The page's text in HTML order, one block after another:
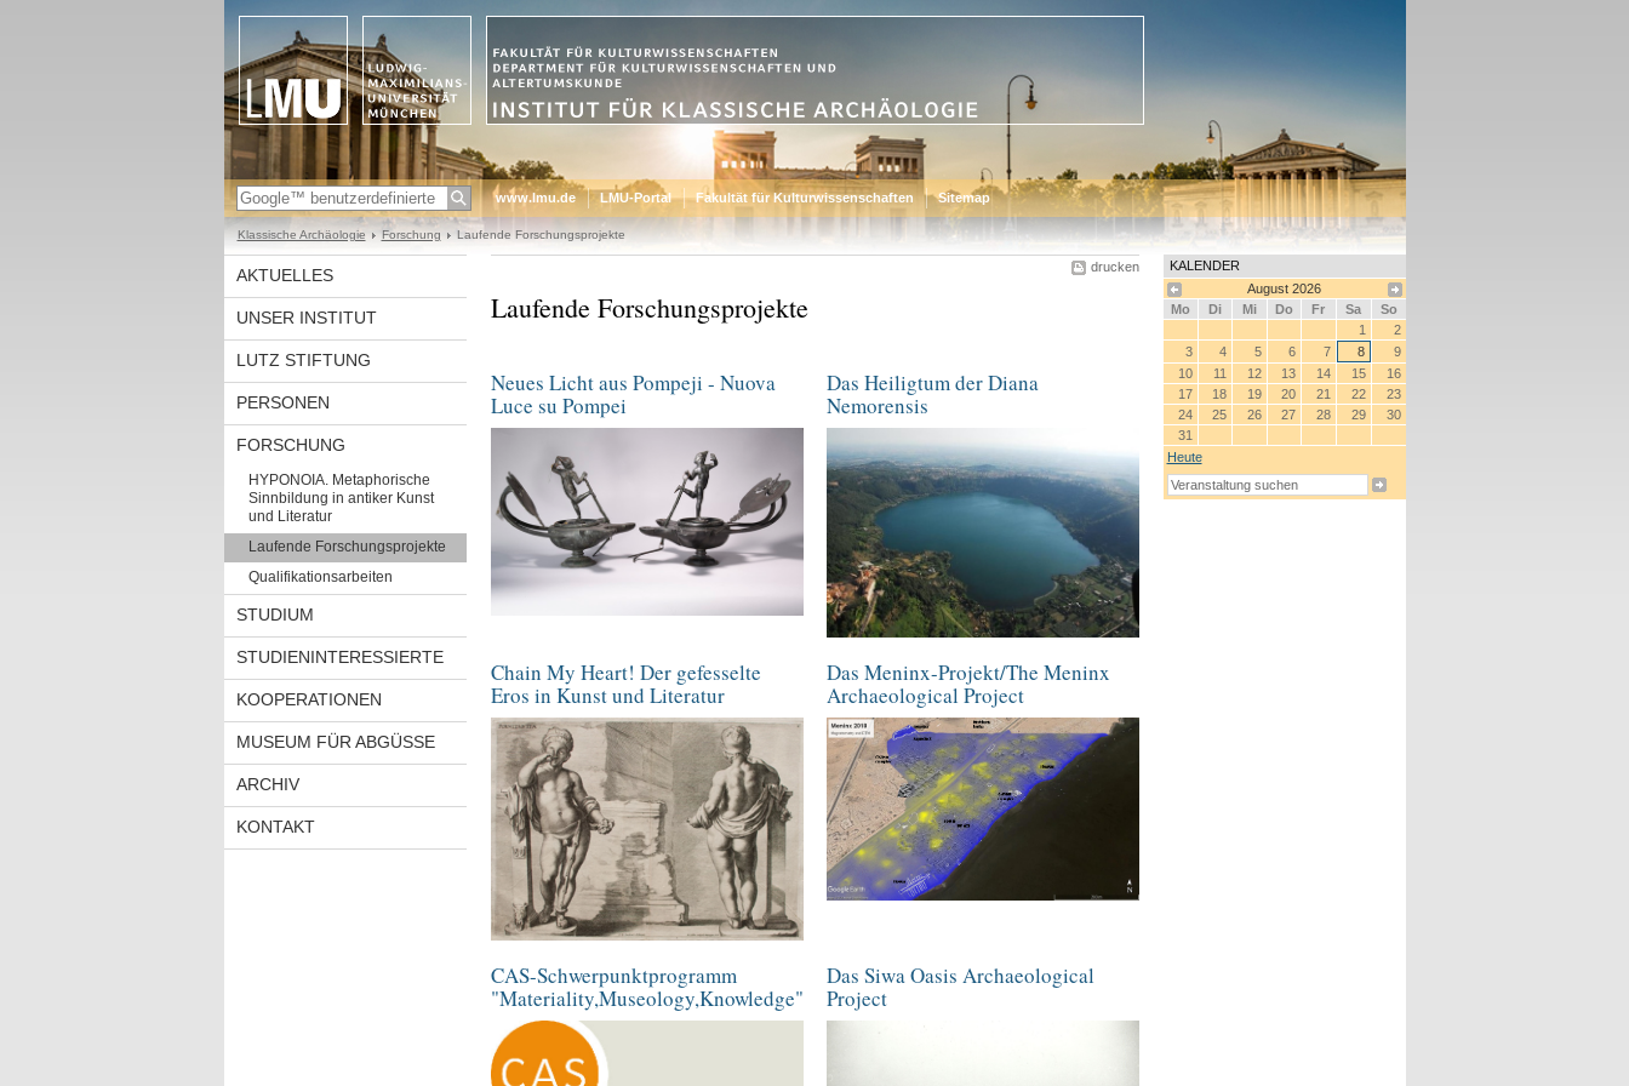
www.lmu.de LMU-Portal Fakultät für Kulturwissenschaften Sitemap
Klassische Archäologie Forschung Laufende Forschungsprojekte
AKTUELLES
UNSER INSTITUT
LUTZ STIFTUNG
PERSONEN
FORSCHUNG
HYPONOIA. Metaphorische
Sinnbildung in antiker Kunst
und Literatur
Laufende Forschungsprojekte
Qualifikationsarbeiten
STUDIUM
STUDIENINTERESSIERTE
KOOPERATIONEN
MUSEUM FÜR ABGÜSSE
ARCHIV
KONTAKT
drucken
Laufende Forschungsprojekte
Neues Licht aus Pompeji - Nuova
Luce su Pompei
Das Heiligtum der Diana
Nemorensis
Chain My Heart! Der gefesselte
Eros in Kunst und Literatur
Das Meninx-Projekt/The Meninx
Archaeological Project
CAS-Schwerpunktprogramm
"Materiality,Museology,Knowledge"
Das Siwa Oasis Archaeological
Project
KALENDER
August 2026
Mo
Di Mi Do Fr Sa
So
1
2
3
4 5 6 7 8
9
10
11 12 13 14 15
16
17
18 19 20 21 22
23
24
25 26 27 28 29
30
31
Heute